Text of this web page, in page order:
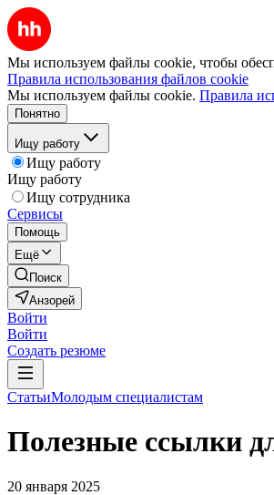
Мы используем файлы cookie, чтобы
Правила использования файлов cookie
Мы используем файлы cookie. Правила
Понятно
Ищу работу
Ищу работу
Ищу работу
Ищу сотрудника
Сервисы
Помощь
Ещё
Поиск
Анзорей
Войти
Войти
Создать резюме
СтатьиМолодым специалистам
Полезные ссылки
20 января 2025